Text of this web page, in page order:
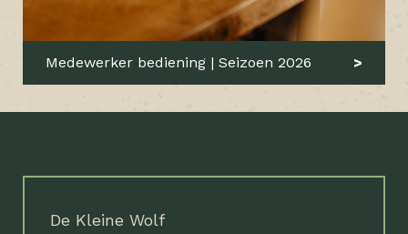
Medewerker bediening | Seizoen 2026
De Kleine Wolf